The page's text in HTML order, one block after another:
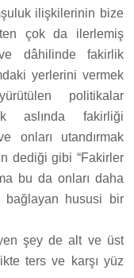
ilişkilerinin bize
çok da ilerlemiş
dâhilinde fakirlik
yerlerini vermek
politikalar
aslında fakirliği
onları utandırmak
dediği gibi “Fakirler
bu da onları daha
bağlayan hususi bir
şey de alt ve üst
ters ve karşı yüz